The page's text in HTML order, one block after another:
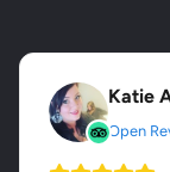
Katie
Open